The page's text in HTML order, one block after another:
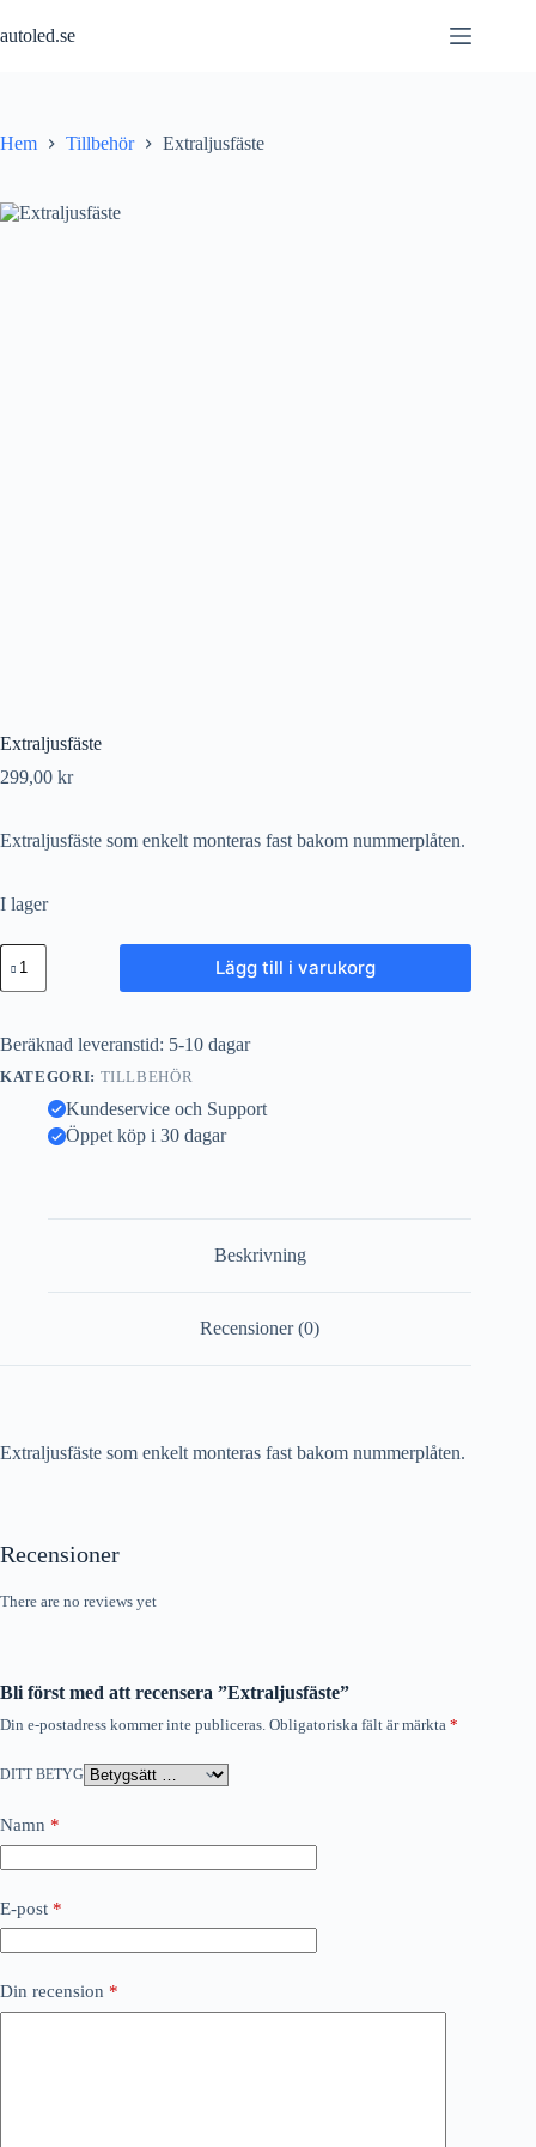
till
autoled.se
Hem Tillbehör Extraljusfäste
Extraljusfäste
299,00 kr
Extraljusfäste som enkelt monteras fast bakom nummerplåten.
I lager
Extraljusfäste
mängd
Lägg till i varukorg
Beräknad leveranstid: 5-10 dagar
KATEGORI: TILLBEHÖR
Kundeservice och Support
Öppet köp i 30 dagar
Beskrivning
Recensioner (0)
Extraljusfäste som enkelt monteras fast bakom nummerplåten.
Recensioner
There are no reviews yet
Bli först med att recensera ”Extraljusfäste”
Din e-postadress kommer inte publiceras. Obligatoriska fält är märkta *
DITT BETYG
Namn *
E-post *
Din recension *